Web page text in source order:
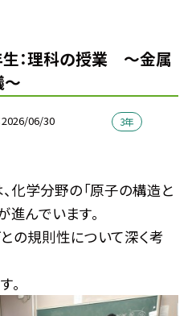
生：理科の授業 ～金属
～
2026/06/30 3年
化学分野の「原子の構造と
進んでいます。
の規則性について深く考
。